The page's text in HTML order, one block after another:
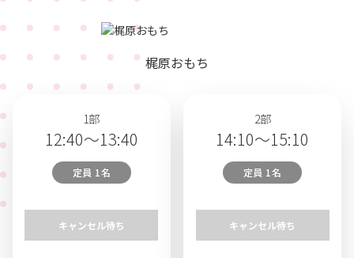
梶原おもち
1部
12:40～13:40
定員 1名
キャンセル待ち
2部
14:10～15:10
定員 1名
キャンセル待ち